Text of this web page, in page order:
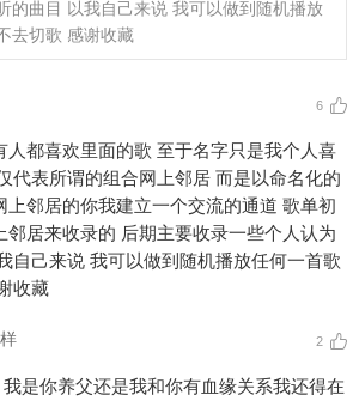
的曲目 以我自己来说 我可以做到随机播放
去切歌 感谢收藏
6
人都喜欢里面的歌 至于名字只是我个人喜
代表所谓的组合网上邻居 而是以命名化的
上邻居的你我建立一个交流的通道 歌单初
邻居来收录的 后期主要收录一些个人认为
自己来说 我可以做到随机播放任何一首歌
收藏
2
我是你养父还是我和你有血缘关系我还得在